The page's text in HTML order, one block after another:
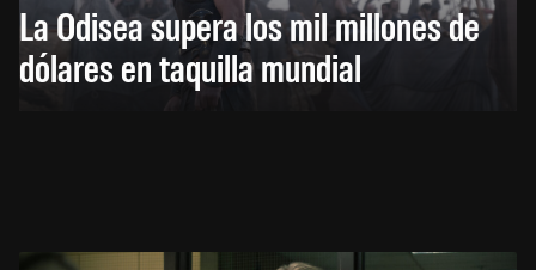
La Odisea supera los mil millones de
dólares en taquilla mundial